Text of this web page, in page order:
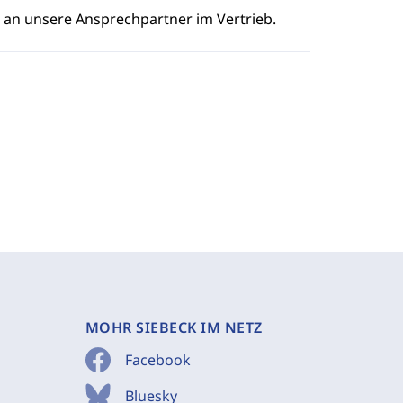
unsere Ansprechpartner im Vertrieb.
MOHR SIEBECK IM NETZ
Facebook
Bluesky